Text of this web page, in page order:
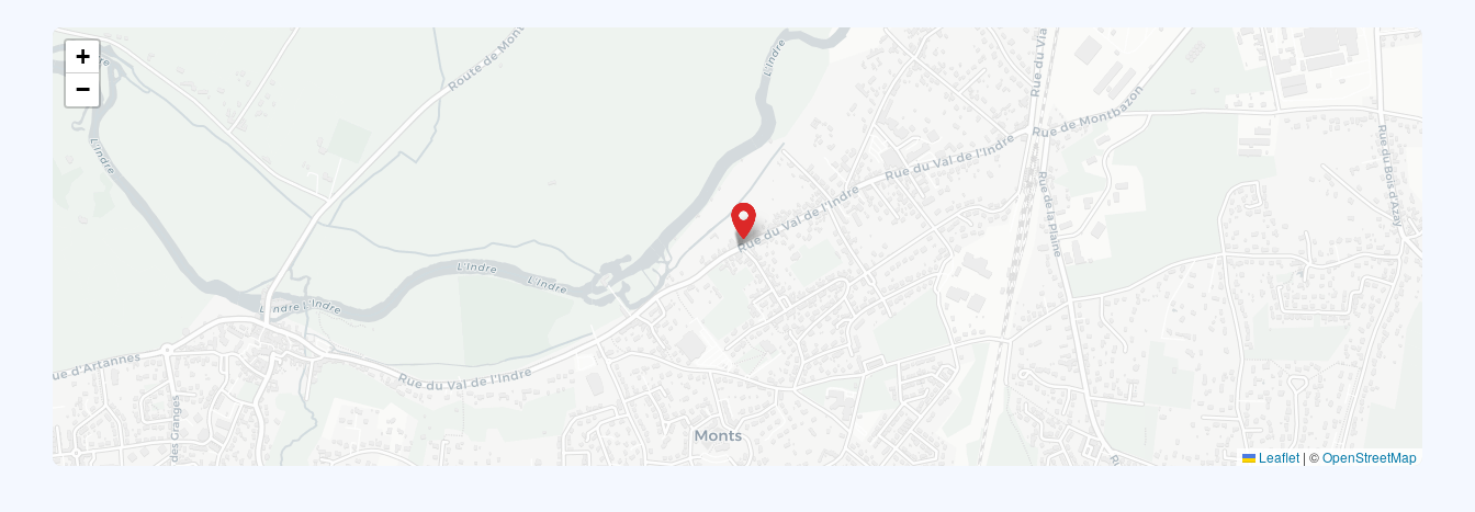
+
−
Leaflet | ©OpenStreetMap